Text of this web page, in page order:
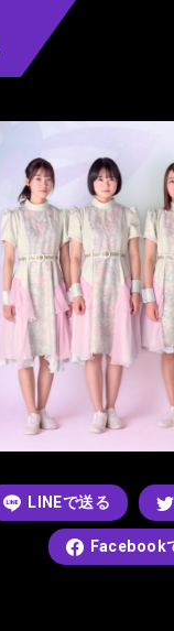
LINEで送る
Facebook